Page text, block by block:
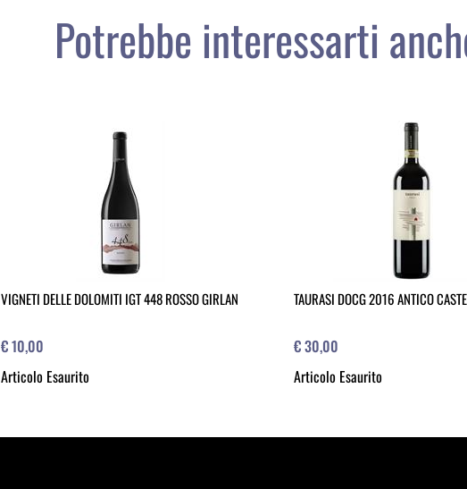
Potrebbe interessarti
VIGNETI DELLE DOLOMITI IGT 448 ROSSO GIRLAN
€ 10,00
Articolo Esaurito
TAURASI DOCG 2016 ANTICO
€ 30,00
Articolo Esaurito